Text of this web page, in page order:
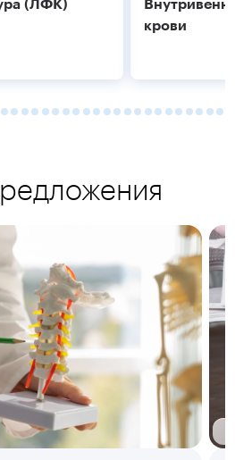
крови
Подробнее